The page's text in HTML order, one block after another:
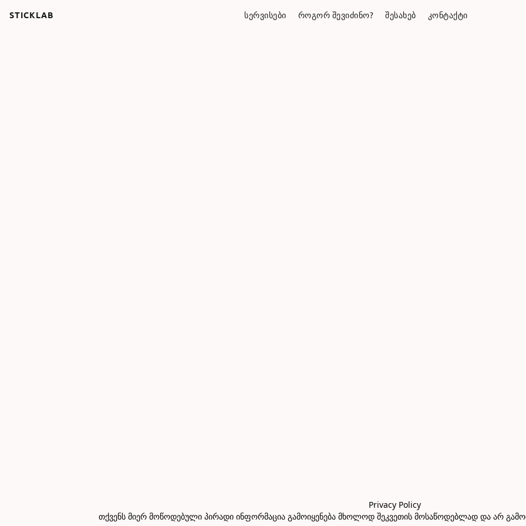
STICKLAB ᲡᲔᲠᲕᲘᲡᲔᲑᲘ ᲠᲝᲒᲝᲠ ᲨᲔᲕᲘᲫᲘᲜᲝ? ᲨᲔᲡᲐᲮᲔᲑ ᲙᲝᲜᲢᲐᲥᲢᲘ
Privacy Policy
თქვენს მიერ მოწოდებული პირადი ინფორმაცია გამოიყენება მხოლოდ შეკვეთის მოსაწოდებლად და არ